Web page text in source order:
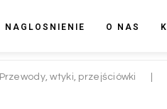
NAGLOSNIENIE O NAS
Przewody, wtyki, przejściówki